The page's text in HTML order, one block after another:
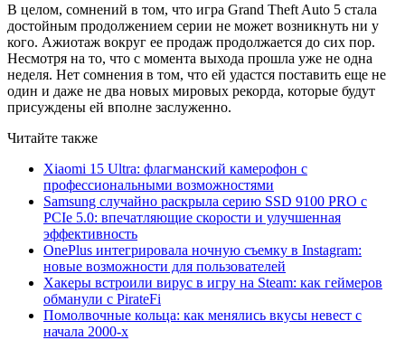
В целом, сомнений в том, что игра Grand Theft Autо 5 стала
достойным продолжением серии не может возникнуть ни у
кого. Ажиотаж вокруг ее продаж продолжается до сих пор.
Несмотря на то, что с момента выхода прошла уже не одна
неделя. Нет сомнения в том, что ей удастся поставить еще не
один и даже не два новых мировых рекорда, которые будут
присуждены ей вполне заслуженно.
Читайте также
Xiaomi 15 Ultra: флагманский камерофон с
профессиональными возможностями
Samsung случайно раскрыла серию SSD 9100 PRO с
PCIe 5.0: впечатляющие скорости и улучшенная
эффективность
OnePlus интегрировала ночную съемку в Instagram:
новые возможности для пользователей
Хакеры встроили вирус в игру на Steam: как геймеров
обманули с PirateFi
Помолвочные кольца: как менялись вкусы невест с
начала 2000-х